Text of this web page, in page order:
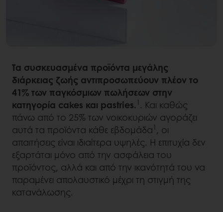
Τα συσκευασμένα προϊόντα μεγάλης
διάρκειας ζωής αντιπροσωπεύουν πλέον το
41% των παγκόσμιων πωλήσεων στην
κατηγορία cakes και pastries.1 . Και καθώς
πάνω από το 25% των νοικοκυριών αγοράζει
αυτά τα προϊόντα κάθε εβδομάδα1 , οι
απαιτήσεις είναι ιδιαίτερα υψηλές. Η επιτυχία δεν
εξαρτάται μόνο από την ασφάλεια του
προϊόντος, αλλά και από την ικανότητά του να
παραμένει απολαυστικό μέχρι τη στιγμή της
κατανάλωσης.